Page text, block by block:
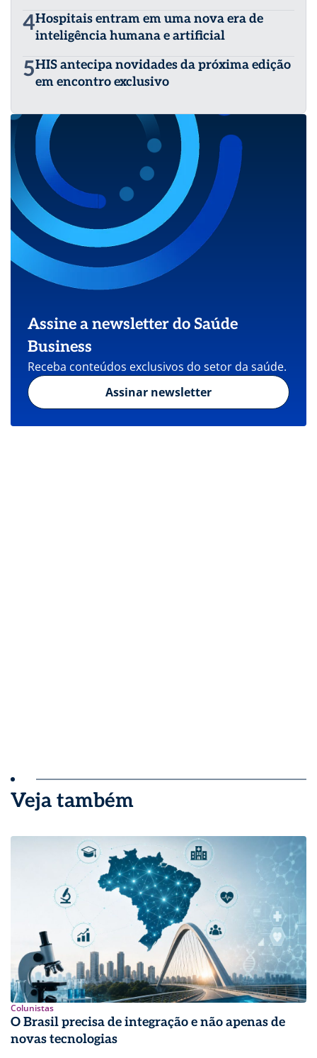
4Hospitais entram em uma nova era de
inteligência humana e artificial
5HIS antecipa novidades da próxima edição
em encontro exclusivo
Assine a newsletter do Saúde
Business
Receba conteúdos exclusivos do setor da saúde.
Assinar newsletter
Veja também
Colunistas
O Brasil precisa de integração e não apenas de
novas tecnologias